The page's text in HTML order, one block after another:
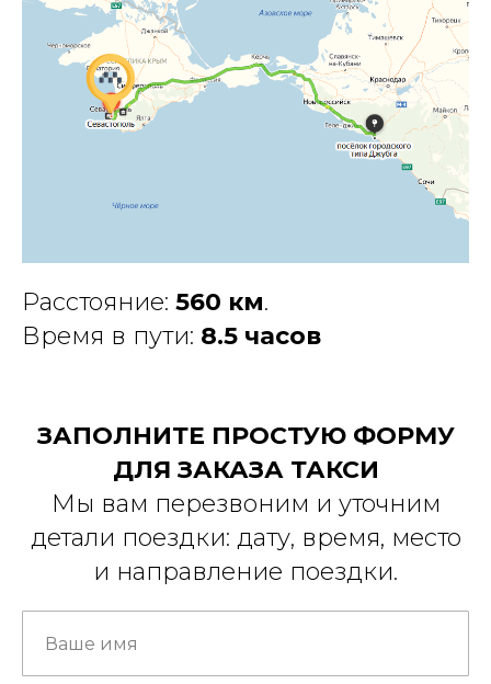
Расстояние: 560 км.
Время в пути: 8.5 часов
ЗАПОЛНИТЕ ПРОСТУЮ ФОРМУ
ДЛЯ ЗАКАЗА ТАКСИ
Мы вам перезвоним и уточним
детали поездки: дату, время, место
и направление поездки.